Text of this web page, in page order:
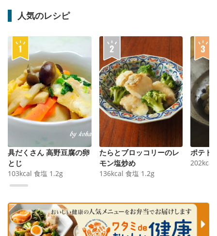
人気のレシピ
具だくさん 高野豆腐の卵
とじ
103kcal 食塩 1.2g
たらとブロッコリーのレ
モン塩炒め
136kcal 食塩 1.2g
ポテト
202kcal